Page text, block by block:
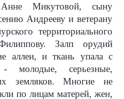
Микутовой, сыну
Андрееву и ветерану
территориального
Залп орудий
аллеи, и ткань упала с
- молодые, серьезные,
земляков. Многие не
по лицам матерей, жен,